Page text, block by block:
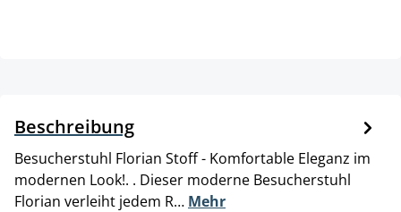
Beschreibung
Besucherstuhl Florian Stoff - Komfortable Eleganz im
modernen Look!. . Dieser moderne Besucherstuhl
Florian verleiht jedem R… Mehr